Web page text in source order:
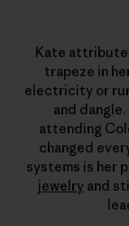
Kate
trapeze in
electricity or
and
attending
changed
systems is her
jewelry and